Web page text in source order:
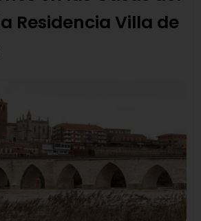
Residencia Villa de